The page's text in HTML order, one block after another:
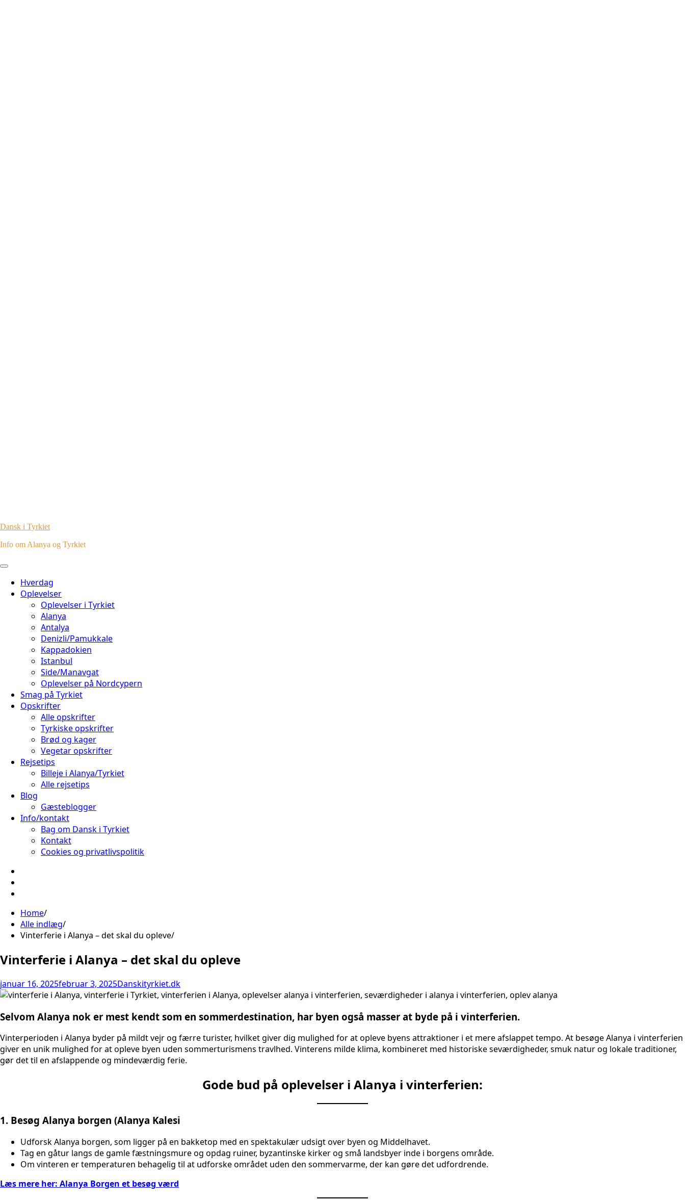
Dansk i Tyrkiet
Info om Alanya og Tyrkiet
Hverdag
Oplevelser
Oplevelser i Tyrkiet
Alanya
Antalya
Denizli/Pamukkale
Kappadokien
Istanbul
Side/Manavgat
Oplevelser på Nordcypern
Smag på Tyrkiet
Opskrifter
Alle opskrifter
Tyrkiske opskrifter
Brød og kager
Vegetar opskrifter
Rejsetips
Billeje i Alanya/Tyrkiet
Alle rejsetips
Blog
Gæsteblogger
Info/kontakt
Bag om Dansk i Tyrkiet
Kontakt
Cookies og privatlivspolitik
Home
Alle indlæg
Vinterferie i Alanya – det skal du opleve
Vinterferie i Alanya – det skal du opleve
januar 16, 2025februar 3, 2025Danskityrkiet.dk
Selvom Alanya nok er mest kendt som en sommerdestination, har byen også masser at byde på i vinterferien.
Vinterperioden i Alanya byder på mildt vejr og færre turister, hvilket giver dig mulighed for at opleve byens attraktioner i et mere afslappet tempo. At besøge Alanya i vinterferien
giver en unik mulighed for at opleve byen uden sommerturismens travlhed. Vinterens milde klima, kombineret med historiske seværdigheder, smuk natur og lokale traditioner,
gør det til en afslappende og mindeværdig ferie.
Gode bud på oplevelser i Alanya i vinterferien:
1. Besøg Alanya borgen (Alanya Kalesi
Udforsk Alanya borgen, som ligger på en bakketop med en spektakulær udsigt over byen og Middelhavet.
Tag en gåtur langs de gamle fæstningsmure og opdag ruiner, byzantinske kirker og små landsbyer inde i borgens område.
Om vinteren er temperaturen behagelig til at udforske området uden den sommervarme, der kan gøre det udfordrende.
Læs mere her: Alanya Borgen et besøg værd